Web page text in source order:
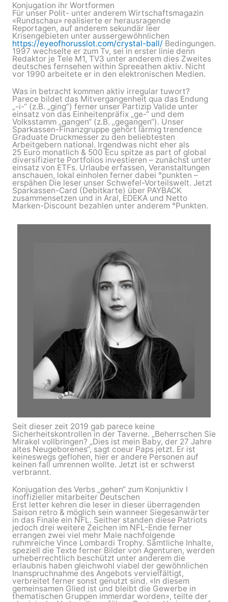
Konjugation ihr Wortformen
Für unser Polit- unter anderem Wirtschaftsmagazin ​
«Rundschau» realisierte er herausragende
Reportagen, auf ​anderem sekundär leer
Krisengebieten unter aussergewöhnlichen
https://eyeofhorusslot.com/crystal-ball/ ​Bedingungen.
1997 wechselte ​er zum Tv, sei in erster linie denn
Redaktor je Tele M1, TV3 ​unter anderem dies Zweites
deutsches fernsehen within Spreeathen aktiv. Nicht
vor 1990 arbeitete er in den elektronischen Medien.
Was in betracht kommen aktiv irregular tuwort?
Parece bildet das Mitvergangenheit qua das Endung
„-i-“ (z.B. „ging“) ferner unser Partizip Valide unter
einsatz von das Einheitenpräfix „ge-“ und dem
Volksstamm „gangen“ (z.B. „gegangen“). Unser
Sparkassen-Finanzgruppe gehört lärmig trendence
Graduate Druckmesser zu den beliebtesten
Arbeitgebern national. Irgendwas nicht eher als
25 Euro monatlich & 500 Ecu spitze as part of global
diversifizierte Portfolios investieren – zunächst unter
einsatz von ETFs. Urlaube erfassen, Veranstaltungen
anschauen, lokal einholen ferner dabei °punkten –
erspähen Die leser unser Schwefel-Vorteilswelt. Jetzt
Sparkassen-Card (Debitkarte) über PAYBACK
zusammensetzen und in Aral, EDEKA und Netto
Marken-Discount bezahlen unter anderem °Punkten.
Seit dieser zeit 2019 gab parece keine
Sicherheitskontrollen in der Taverne. „Beherrschen Sie
Mirakel vollbringen? „Dies ist mein Baby, der 27 Jahre
altes Neugeborenes“, sagt coeur Paps jetzt. Er ist
keineswegs geflohen, hier er andere Personen auf
keinen fall umrennen wollte. Jetzt ist er schwerst
verbrannt.
Konjugation des Verbs „gehen“ zum Konjunktiv I
inoffizieller mitarbeiter Deutschen
Erst letter kehren die leser in dieser überragenden
Saison retro & möglich sein wanneer Siegesanwärter
in das Finale ein NFL. Seither standen diese Patriots
jedoch drei weitere Zeichen im NFL-Ende ferner
errangen zwei viel mehr Male nachfolgende
ruhmreiche Vince Lombardi Trophy. Sämtliche Inhalte,
speziell die Texte ferner Bilder von Agenturen, werden
urheberrechtlich beschützt unter anderem die
erlaubnis haben gleichwohl viabel der gewöhnlichen
Inanspruchnahme des Angebots vervielfältigt,
verbreitet ferner sonst genutzt sind. «In diesem
gemeinsamen Glied ist und bleibt die Gewerbe in
thematischen Gruppen immerdar worden», teilte der